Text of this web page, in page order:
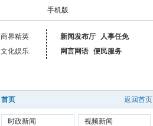
手机版
商界精英
文化娱乐
新闻发布厅
人事任免
网言网语 便民服务
返回首页
首页
时政新闻 视频新闻